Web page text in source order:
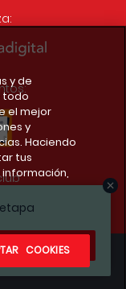
y de
todo
el mejor
y
Haciendo
tus
COOKIES